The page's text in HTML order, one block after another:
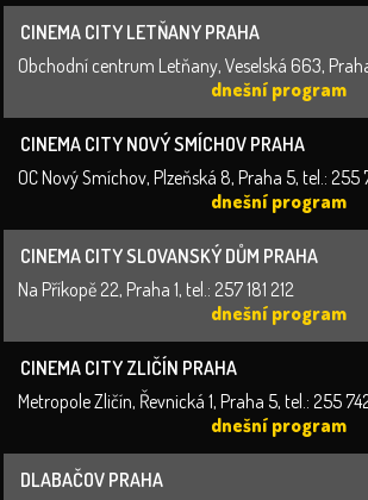
CINEMA CITY LETŇANY PRAHA
Obchodní centrum Letňany, Veselská 663,
dnešní program
CINEMA CITY NOVÝ SMÍCHOV PRAHA
OC Nový Smíchov, Plzeňská 8, Praha 5, tel.: 255
dnešní program
CINEMA CITY SLOVANSKÝ DŮM PRAHA
Na Příkopě 22, Praha 1, tel.: 257 181 212
dnešní program
CINEMA CITY ZLIČÍN PRAHA
Metropole Zličín, Řevnická 1, Praha 5, tel.: 255
dnešní program
DLABAČOV PRAHA